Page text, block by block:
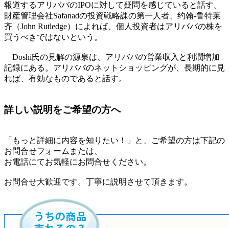
報道するアリババのIPOに対して疑問を感じていると話す。
財産管理会社Safanadの投資戦略課の第一人者、约翰-鲁特莱
齐（John Rutledge）によれば、個人投資者はアリババの株を
買うべきではないという。
Doshi氏の見解の源泉は、アリババの営業収入と利潤増加
記録にある。アリババのネットショッピングが、長期的に見
れば、有効なものであると話す。
詳しい説明をご希望の方へ
「もっと詳細に内容を知りたい！」と、ご希望の方は下記の
お問合せフォームまたは、
お電話にてお気軽にお問合せください。
お問合せ大歓迎です。丁寧に説明させて頂きます。